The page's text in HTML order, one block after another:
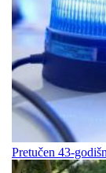
Pretučen 43-